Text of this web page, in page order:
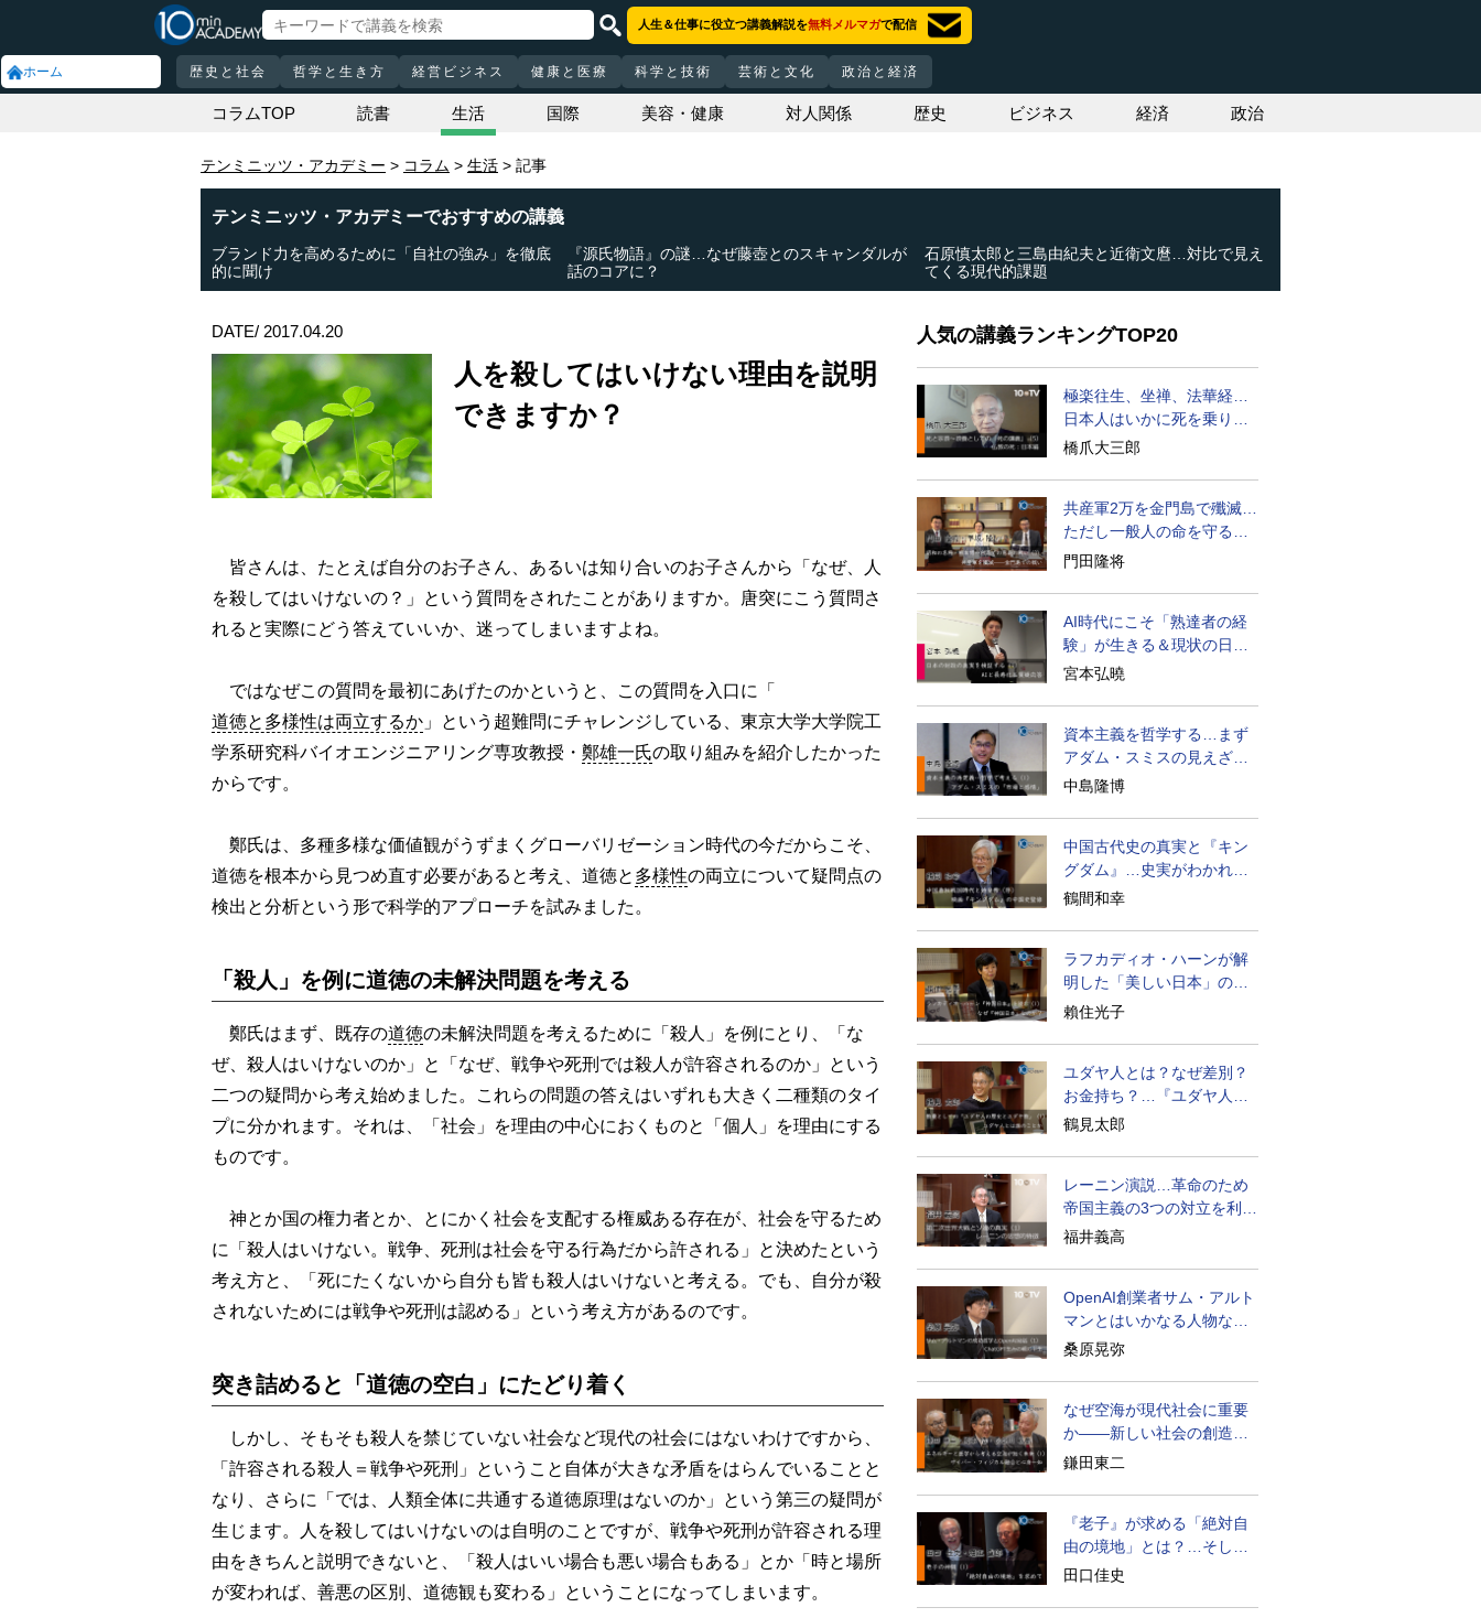
ホーム
人生＆仕事に役立つ講義解説を無料メルマガで配信
歴史と社会 哲学と生き方 経営ビジネス 健康と医療 科学と技術 芸術と文化 政治と経済
コラムTOP 読書 生活 国際 美容・健康 対人関係 歴史 ビジネス 経済 政治
テンミニッツ・アカデミー コラム 生活 記事
テンミニッツ・アカデミーでおすすめの講義
ブランド力を高めるために「自社の強み」を徹底
的に聞け
『源氏物語』の謎…なぜ藤壺とのスキャンダルが
話のコアに？
石原慎太郎と三島由紀夫と近衛文麿…対比で見え
てくる現代的課題
DATE/ 2017.04.20
人を殺してはいけない理由を説明
できますか？
皆さんは、たとえば自分のお子さん、あるいは知り合いのお子さんから「なぜ、人
を殺してはいけないの？」という質問をされたことがありますか。唐突にこう質問さ
れると実際にどう答えていいか、迷ってしまいますよね。
ではなぜこの質問を最初にあげたのかというと、この質問を入口に「
道徳と多様性は両立するか 」という超難問にチャレンジしている、東京大学大学院工
学系研究科バイオエンジニアリング専攻教授・ 鄭雄一氏の取り組みを紹介したかった
からです。
鄭氏は、多種多様な価値観がうずまくグローバリゼーション時代の今だからこそ、
道徳を根本から見つめ直す必要があると考え、道徳と 多様性の両立について疑問点の
検出と分析という形で科学的アプローチを試みました。
「殺人」を例に道徳の未解決問題を考える
鄭氏はまず、既存の道徳の未解決問題を考えるために「殺人」を例にとり、「な
ぜ、殺人はいけないのか」と「なぜ、戦争や死刑では殺人が許容されるのか」という
二つの疑問から考え始めました。これらの問題の答えはいずれも大きく二種類のタイ
プに分かれます。それは、「社会」を理由の中心におくものと「個人」を理由にする
ものです。
神とか国の権力者とか、とにかく社会を支配する権威ある存在が、社会を守るため
に「殺人はいけない。戦争、死刑は社会を守る行為だから許される」と決めたという
考え方と、「死にたくないから自分も皆も殺人はいけないと考える。でも、自分が殺
されないためには戦争や死刑は認める」という考え方があるのです。
突き詰めると「道徳の空白」にたどり着く
しかし、そもそも殺人を禁じていない社会など現代の社会にはないわけですから、
「許容される殺人＝戦争や死刑」ということ自体が大きな矛盾をはらんでいることと
なり、さらに「では、人類全体に共通する道徳原理はないのか」という第三の疑問が
生じます。人を殺してはいけないのは自明のことですが、戦争や死刑が許容される理
由をきちんと説明できないと、「殺人はいい場合も悪い場合もある」とか「時と場所
が変われば、善悪の区別、道徳観も変わる」ということになってしまいます。
人気の講義ランキングTOP20
極楽往生、坐禅、法華経…
日本人はいかに死を乗り越
えるか
橋爪大三郎
共産軍2万を金門島で殲滅…
ただし一般人の命を守る軍
人の本義を重視
門田隆将
AI時代にこそ「熟達者の経
験」が生きる＆現状の日本
経済の実情は
宮本弘曉
資本主義を哲学する…まず
アダム・スミスの見えざる
手と道徳感情論
中島隆博
中国古代史の真実と『キン
グダム』…史実がわかれば
物語はもっと面白い
鶴間和幸
ラフカディオ・ハーンが解
明した「美しい日本」の秘
密と未来
賴住光子
ユダヤ人とは？なぜ差別？
お金持ち？…『ユダヤ人の
歴史』に学ぶ
鶴見太郎
レーニン演説…革命のため
帝国主義の3つの対立を利用
せよ
福井義高
OpenAI創業者サム・アルト
マンとはいかなる人物なの
か
桑原晃弥
なぜ空海が現代社会に重要
か――新しい社会の創造の
ために
鎌田東二
『老子』が求める「絶対自
由の境地」とは？…そして
創造長寿へ
田口佳史